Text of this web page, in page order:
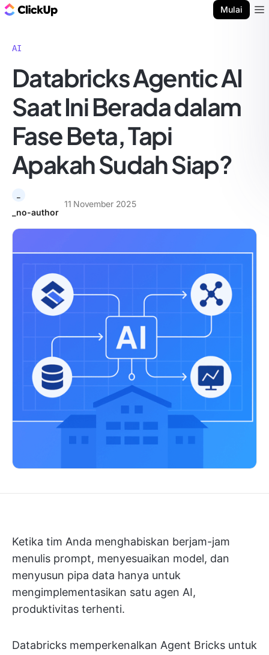
Mulai
AI
Databricks Agentic AI
Saat Ini Berada dalam
Fase Beta, Tapi
Apakah Sudah Siap?
_no-author
11 November 2025
Ketika tim Anda menghabiskan berjam-jam
menulis prompt, menyesuaikan model, dan
menyusun pipa data hanya untuk
mengimplementasikan satu agen AI,
produktivitas terhenti.
Databricks memperkenalkan Agent Bricks untuk